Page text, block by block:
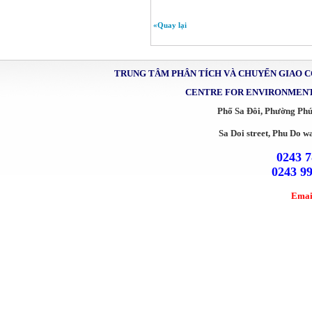
«Quay lại
TRUNG TÂM PHÂN TÍCH VÀ CHUYỂN GIAO
CENTRE FOR
Phố Sa Đôi, Phường
Sa Doi street, Phu Do
0243
0243